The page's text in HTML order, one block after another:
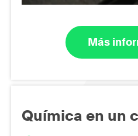
Más
Química en un